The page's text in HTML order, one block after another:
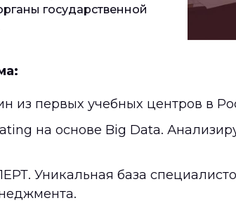
государственной
из первых учебных центров в
на основе Big Data.
Уникальная база